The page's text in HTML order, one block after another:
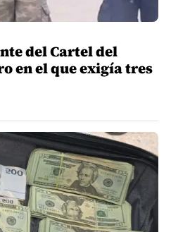
del Cartel del
en el que exigía tres